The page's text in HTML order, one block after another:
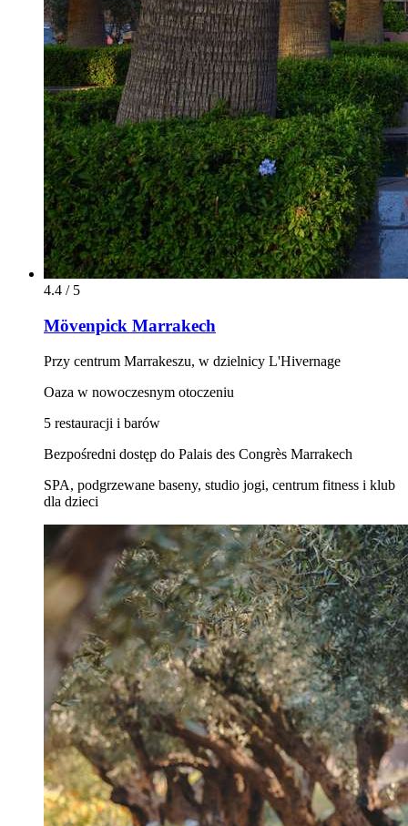
4.4 / 5
Mövenpick Marrakech
Przy centrum Marrakeszu, w dzielnicy L'Hivernage
Oaza w nowoczesnym otoczeniu
5 restauracji i barów
Bezpośredni dostęp do Palais des Congrès Marrakech
SPA, podgrzewane baseny, studio jogi, centrum fitness i klub
dla dzieci